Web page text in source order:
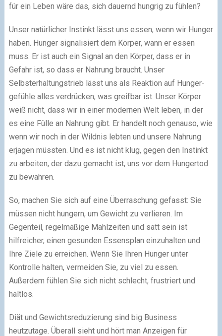
für ein Leben wäre das, sich dauernd hungrig zu fühlen?
Unser natürlicher Instinkt lässt uns essen, wenn wir Hunger
haben. Hunger signalisiert dem Körper, wann er essen
muss. Er ist auch ein Signal an den Körper, dass er in
Gefahr ist, so dass er Nahrung braucht. Unser
Selbsterhaltungstrieb lässt uns als Reaktion auf Hunger-
gefühle alles verdrücken, was greifbar ist. Unser Körper
weiß nicht, dass wir in einer modernen Welt leben, in der
es eine Fülle an Nahrung gibt. Er handelt noch genauso, wie
wenn wir noch in der Wildnis lebten und unsere Nahrung
erjagen müssten. Und es ist nicht klug, gegen den Instinkt
zu arbeiten, der dazu gemacht ist, uns vor dem Hungertod
zu bewahren.
So, machen Sie sich auf eine Überraschung gefasst: Sie
müssen nicht hungern, um Gewicht zu verlieren. Im
Gegenteil, regelmäßige Mahlzeiten und satt sein ist
hilfreicher, einen gesunden Essensplan einzuhalten und
Ihre Ziele zu erreichen. Wenn Sie Ihren Hunger unter
Kontrolle halten, vermeiden Sie, zu viel zu essen.
Außerdem fühlen Sie sich nicht schlecht, frustriert und
haltlos.
Diät und Gewichtsreduzierung sind big Business
heutzutage. Überall sieht und hört man Anzeigen für